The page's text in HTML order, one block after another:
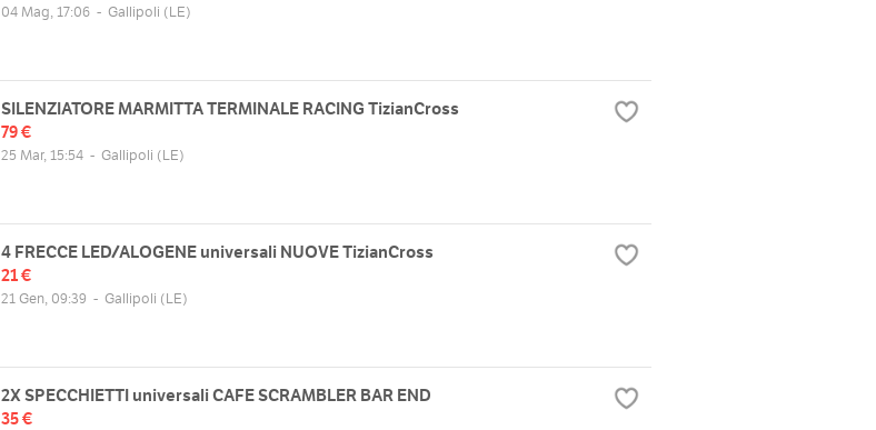
04 Mag, 17:06 - Gallipoli (LE)
SILENZIATORE MARMITTA TERMINALE RACING TizianCross
79 €
25 Mar, 15:54 - Gallipoli (LE)
4 FRECCE LED/ALOGENE universali NUOVE TizianCross
21 €
21 Gen, 09:39 - Gallipoli (LE)
2X SPECCHIETTI universali CAFE SCRAMBLER BAR END
35 €